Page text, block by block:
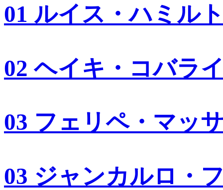
01 ルイス・ハミル
02 ヘイキ・コバラ
03 フェリペ・マッ
03 ジャンカルロ・